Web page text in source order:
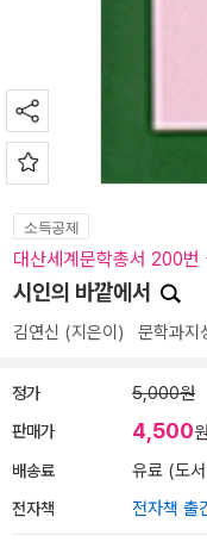
소득공제
대산세계문학총서 200번
시인의 바깥에서
김연신 (지은이) 문학과지
정가 5,000원
판매가 4,500원
배송료 유료 (도
전자책 전자책 출